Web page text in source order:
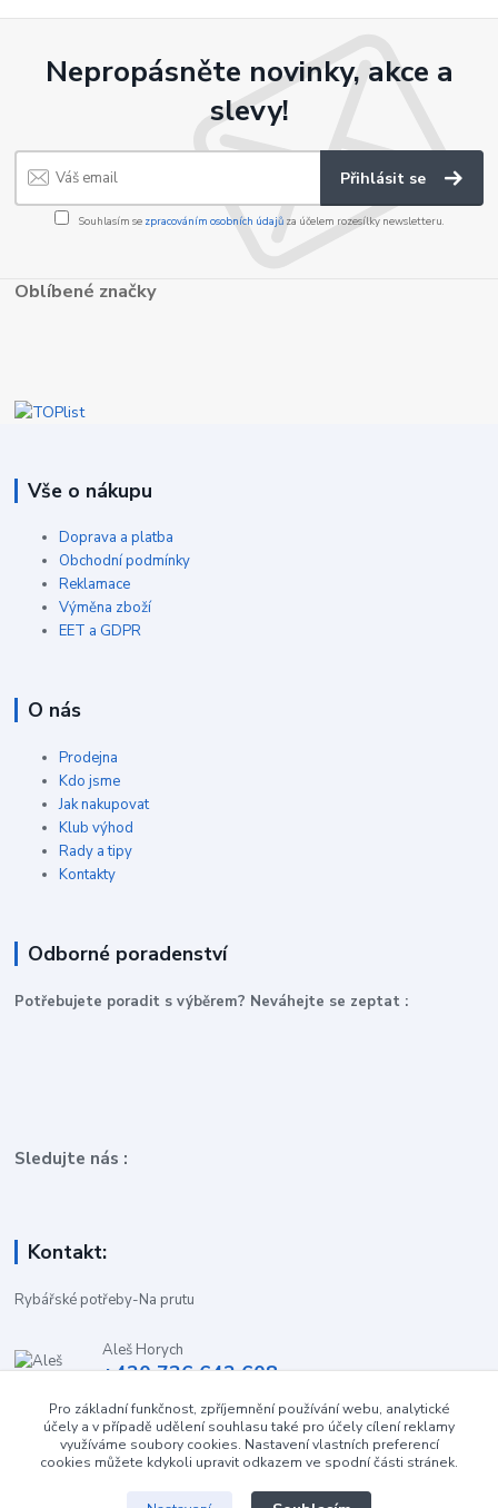
Nepropásněte novinky, akce a
slevy!
Přihlásit se
Souhlasím se zpracováním osobních údajůza účelem rozesílky newsletteru.
Oblíbené značky
Vše o nákupu
Doprava a platba
Obchodní podmínky
Reklamace
Výměna zboží
EET a GDPR
O nás
Prodejna
Kdo jsme
Jak nakupovat
Klub výhod
Rady a tipy
Kontakty
Odborné poradenství
Potřebujete poradit s výběrem? Neváhejte se zeptat :
Sledujte nás :
Kontakt:
Rybářské potřeby-Na prutu
Aleš Horych
+420 736 642 608
obchod-naprutu@seznam.cz
Pro základní funkčnost, zpříjemnění používání webu, analytické
účely a v případě udělení souhlasu také pro účely cílení reklamy
využíváme soubory cookies. Nastavení vlastních preferencí
cookies můžete kdykoli upravit odkazem ve spodní části stránek.